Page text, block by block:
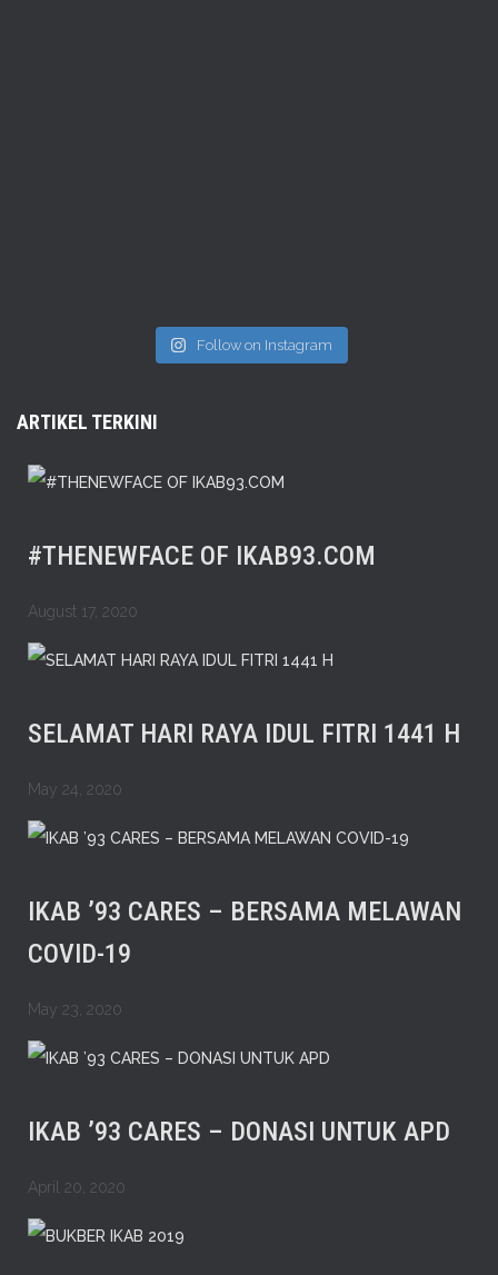
Follow on Instagram
ARTIKEL TERKINI
#THENEWFACE OF IKAB93.COM
August 17, 2020
SELAMAT HARI RAYA IDUL FITRI 1441 H
May 24, 2020
IKAB ’93 CARES – BERSAMA MELAWAN
COVID-19
May 23, 2020
IKAB ’93 CARES – DONASI UNTUK APD
April 20, 2020